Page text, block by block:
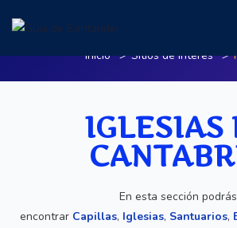
Inicio Sitios de Interés
IGLESIAS
En esta sección podrás
encontrar Capillas, Iglesias, Santuarios,